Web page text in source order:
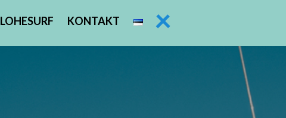
LOHESURF KONTAKT